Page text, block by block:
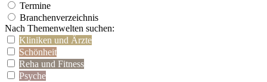
Termine
Branchenverzeichnis
Nach Themenwelten suchen:
Kliniken und Ärzte
Schönheit
Reha und Fitness
Psyche